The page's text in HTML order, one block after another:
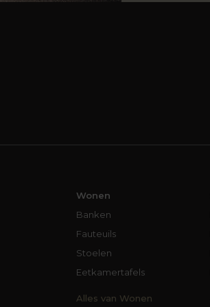
Wonen
Banken
Fauteuils
Stoelen
Eetkamertafels
Alles van Wonen